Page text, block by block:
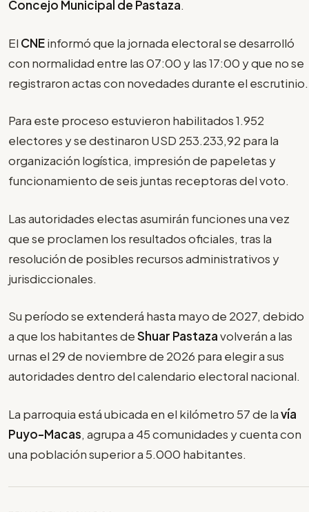
Concejo Municipal de Pastaza.
El CNEinformó que la jornada electoral se desarrolló
con normalidad entre las 07:00 y las 17:00 y que no se
registraron actas con novedades durante el escrutinio.
Para este proceso estuvieron habilitados 1.952
electores y se destinaron USD 253.233,92 para la
organización logística, impresión de papeletas y
funcionamiento de seis juntas receptoras del voto.
Las autoridades electas asumirán funciones una vez
que se proclamen los resultados oficiales, tras la
resolución de posibles recursos administrativos y
jurisdiccionales.
Su período se extenderá hasta mayo de 2027, debido
a que los habitantes deShuar Pastazavolverán a las
urnas el 29 de noviembre de 2026 para elegir a sus
autoridades dentro del calendario electoral nacional.
La parroquia está ubicada en el kilómetro 57 de lavía
Puyo-Macas, agrupa a 45 comunidades y cuenta con
una población superior a 5.000 habitantes.